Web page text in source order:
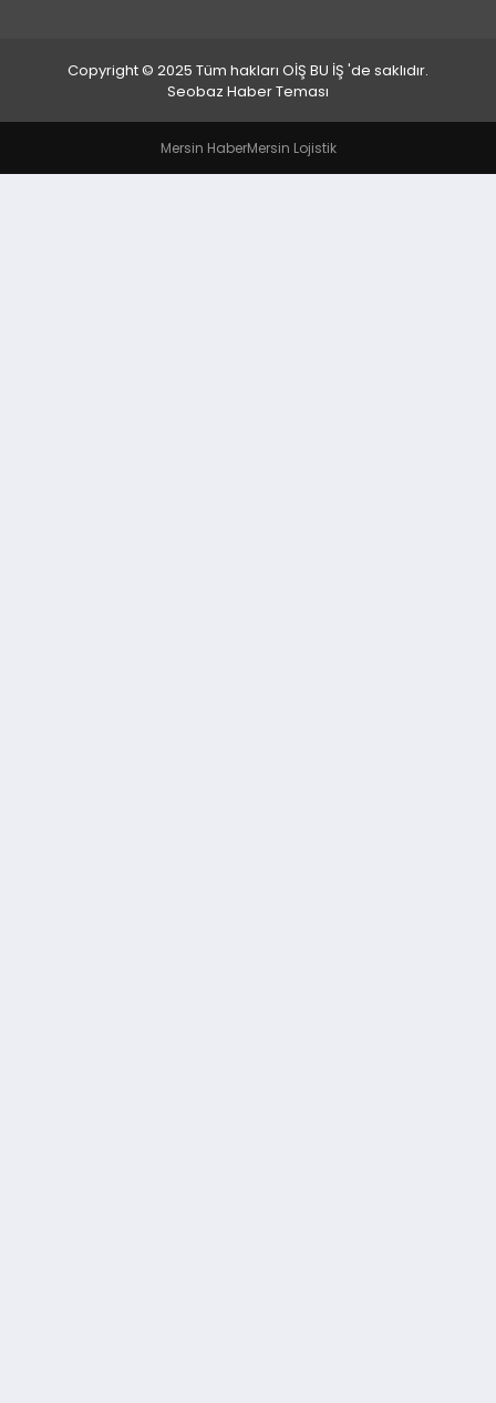
Copyright © 2025 Tüm hakları OİŞ BU İŞ 'de saklıdır.
Seobaz Haber Teması
Mersin HaberMersin Lojistik